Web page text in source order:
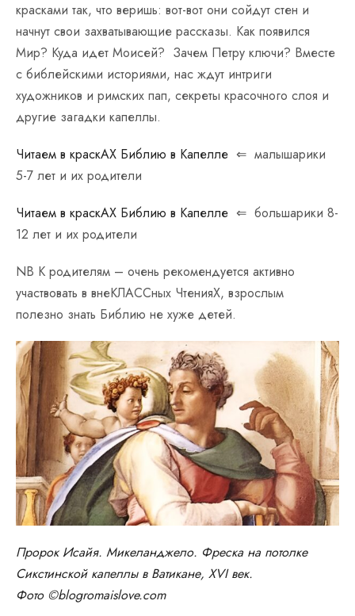
красками так, что веришь: вот-вот они сойдут стен и
начнут свои захватывающие рассказы. Как появился
Мир? Куда идет Моисей? Зачем Петру ключи? Вместе
с библейскими историями, нас ждут интриги
художников и римских пап, секреты красочного слоя и
другие загадки капеллы.
Читаем в краскАХ Библию в Капелле ⇐ малышарики
5-7 лет и их родители
Читаем в краскАХ Библию в Капелле ⇐ большарики 8-
12 лет и их родители
NB К родителям – очень рекомендуется активно
участвовать в внеКЛАССных ЧтенияХ, взрослым
полезно знать Библию не хуже детей.
Пророк Исайя. Микеланджело. Фреска на потолке
Сикстинской капеллы в Ватикане, XVI век.
Фото ©blogromaislove.com